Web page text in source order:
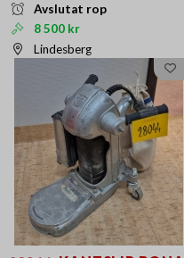
Avslutat rop
8 500 kr
Lindesberg